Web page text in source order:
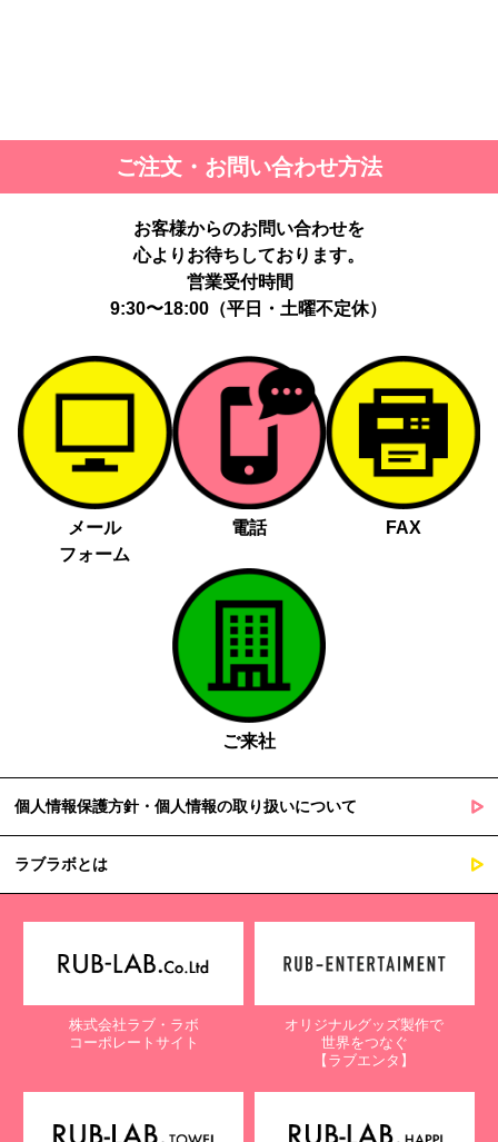
ご注文・お問い合わせ方法
お客様からのお問い合わせを
心よりお待ちしております。
営業受付時間
9:30〜18:00（平日・土曜不定休）
メール
フォーム
電話 FAX
ご来社
個人情報保護方針・個人情報の取り扱いについて
ラブラボとは
株式会社ラブ・ラボ
コーポレートサイト
オリジナルグッズ製作で
世界をつなぐ
【ラブエンタ】